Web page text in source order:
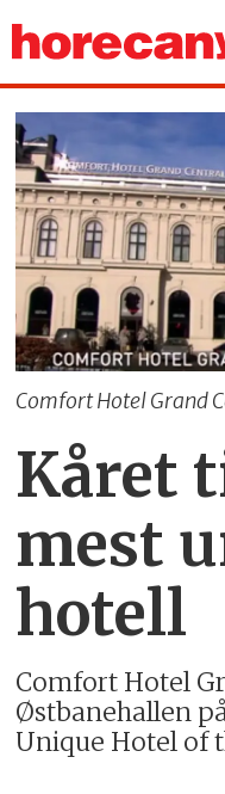
Comfort Hotel Grand
Kåret
mest
hotell
Comfort Hotel
Østbanehallen
Unique Hotel of